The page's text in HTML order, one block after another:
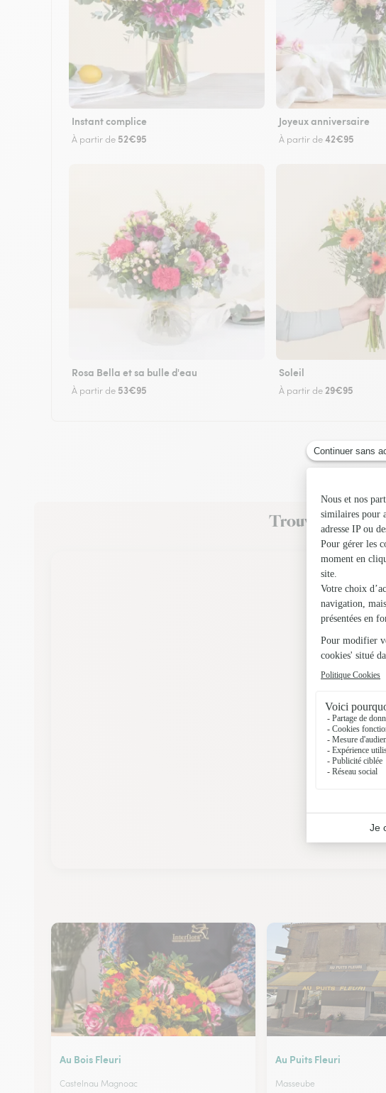
Instant complice
À partir de 52€95
Joyeux anniversaire
À partir de42€95
Rosa Bella et sa bulle d'eau
À partir de 53€95
Soleil
À partir de 29€95
Trouvez un
Au Bois Fleuri
Castelnau Magnoac
Au Puits Fleuri
Masseube